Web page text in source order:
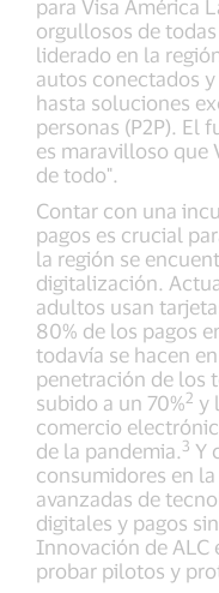
para Visa América
orgullosos de
liderado en la
autos conectados
hasta soluciones
personas (P2P). El
es maravilloso que
de todo".
Contar con una
pagos es crucial
la región se
digitalización.
adultos usan
80% de los pagos
todavía se hacen
penetración de los
subido a un 70%2 y
comercio
de la pandemia. 3 Y
consumidores en
avanzadas de
digitales y pagos
Innovación de ALC
probar pilotos y